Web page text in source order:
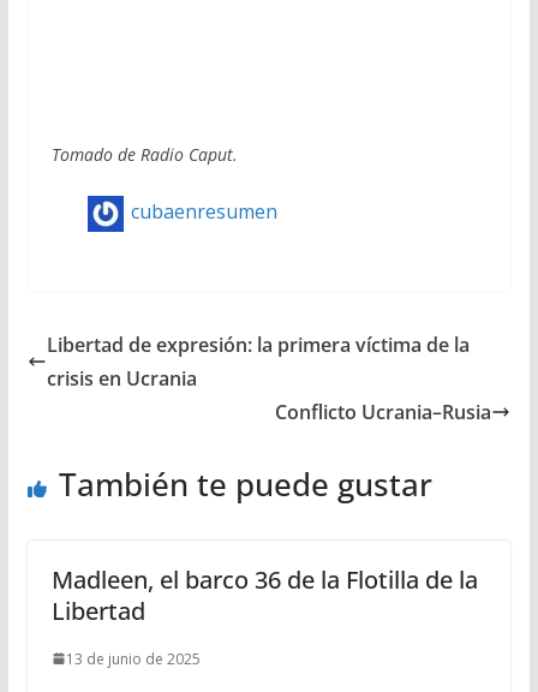
Tomado de Radio Caput.
cubaenresumen
Libertad de expresión: la primera víctima de la
crisis en Ucrania
Conflicto Ucrania–Rusia
También te puede gustar
Madleen, el barco 36 de la Flotilla de la
Libertad
13 de junio de 2025